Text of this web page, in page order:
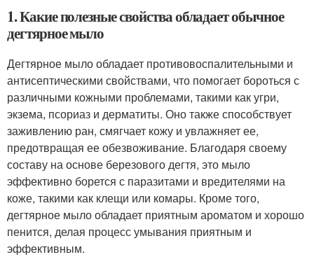
1. Какие полезные свойства обладает обычное
дегтярное мыло
Дегтярное мыло обладает противовоспалительными и
антисептическими свойствами, что помогает бороться с
различными кожными проблемами, такими как угри,
экзема, псориаз и дерматиты. Оно также способствует
заживлению ран, смягчает кожу и увлажняет ее,
предотвращая ее обезвоживание. Благодаря своему
составу на основе березового дегтя, это мыло
эффективно борется с паразитами и вредителями на
коже, такими как клещи или комары. Кроме того,
дегтярное мыло обладает приятным ароматом и хорошо
пенится, делая процесс умывания приятным и
эффективным.